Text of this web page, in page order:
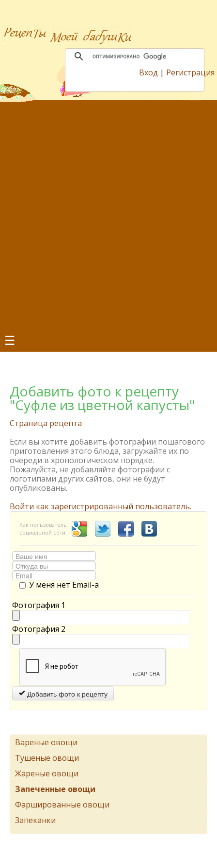
Вход | Регистрация
☰
Добавить фото к рецепту
"Суфле из цветной капусты"
Страница рецепта
Если вы хотите добавить фотографии пошагового
приготовления этого блюда, загружайте их по
очереди в хронологическом порядке.
Пожалуйста, не добавляйте фотографии с
логотипами других сайтов, они не будут
опубликованы.
Войти как зарегистрированный пользователь.
Как пользователь
социальной сети
У меня нет Email-а
Фотография 1
Фотография 2
Добавить фото к рецепту
Вареные овощи
Тушеные овощи
Жареные овощи
Запеченные овощи
Фаршированные овощи
Запеканки